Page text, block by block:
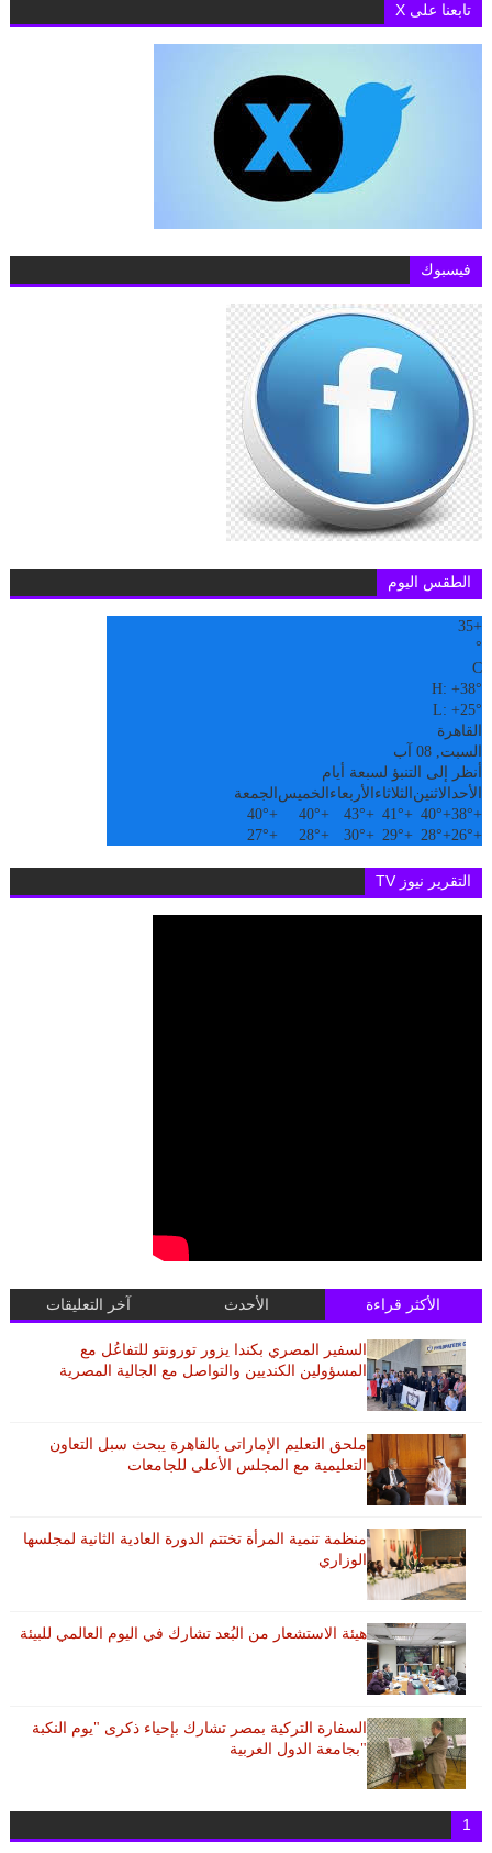
تابعنا على X
فيسبوك
الطقس اليوم
+
35
°
C
H:+38°
L:+25°
القاهرة
السبت, 08 آب
أنظر إلى التنبؤ لسبعة أيام
الأحدالاثنين الثلاثاء الأربعاء الخميس الجمعة
+
38°
+
40°
+
41°
+
43°
+
40°
+
40°
+
26°
+
28°
+
29°
+
30°
+
28°
+
27°
التقرير نيوز TV
الأكثر قراءة الأحدث آخر التعليقات
السفير المصري بكندا يزور تورونتو للتفاعُل مع
المسؤولين الكنديين والتواصل مع الجالية المصرية
ملحق التعليم الإماراتى بالقاهرة يبحث سبل التعاون
التعليمية مع المجلس الأعلى للجامعات
منظمة تنمية المرأة تختتم الدورة العادية الثانية لمجلسها
الوزاري
هيئة الاستشعار من البُعد تشارك في اليوم العالمي للبيئة
السفارة التركية بمصر تشارك بإحياء ذكرى "يوم النكبة
"بجامعة الدول العربية
1